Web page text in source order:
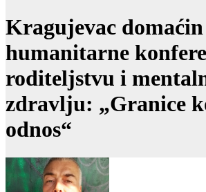
Kragujevac domaćin
humanitarne
roditeljstvu i
zdravlju: „Granice
odnos“